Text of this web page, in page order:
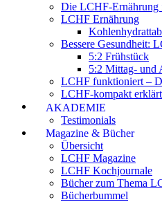
Die LCHF-Ernährung
LCHF Ernährung
Bessere Gesundheit:
5:2 Frühstück
5:2 Mittag- und
LCHF funktioniert –
LCHF-kompakt
AKADEMIE
Testimonials
Magazine & Bücher
Übersicht
LCHF Magazine
LCHF Kochjournale
Bücher zum Thema
Bücherbummel